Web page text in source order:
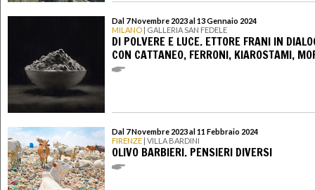
Dal 7 Novembre 2023 al 13 Gennaio 2024
MILANO | GALLERIA SAN FEDELE
DI POLVERE E LUCE. ETTORE FRANI IN
CON CATTANEO, FERRONI, KIAROSTAMI,
Dal 7 Novembre 2023 al 11 Febbraio 2024
FIRENZE | VILLA BARDINI
OLIVO BARBIERI. PENSIERI DIVERSI